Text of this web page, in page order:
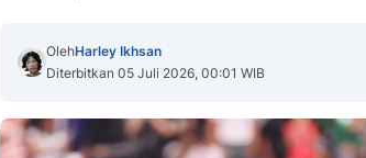
OlehHarley Ikhsan
Diterbitkan 05 Juli 2026, 00:01 WIB